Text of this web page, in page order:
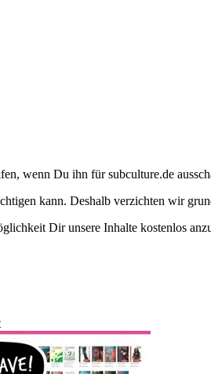
wenn Du ihn für subculture.de
kann. Deshalb verzichten wir
Dir unsere Inhalte kostenlos